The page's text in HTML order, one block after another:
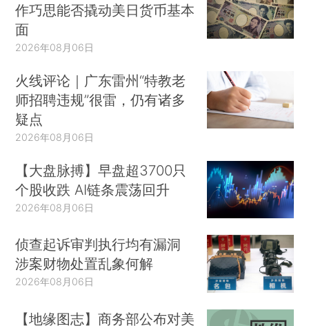
作巧思能否撬动美日货币基本
面
2026年08月06日
火线评论｜广东雷州“特教老
师招聘违规”很雷，仍有诸多
疑点
2026年08月06日
【大盘脉搏】早盘超3700只
个股收跌 AI链条震荡回升
2026年08月06日
侦查起诉审判执行均有漏洞
涉案财物处置乱象何解
2026年08月06日
【地缘图志】商务部公布对美